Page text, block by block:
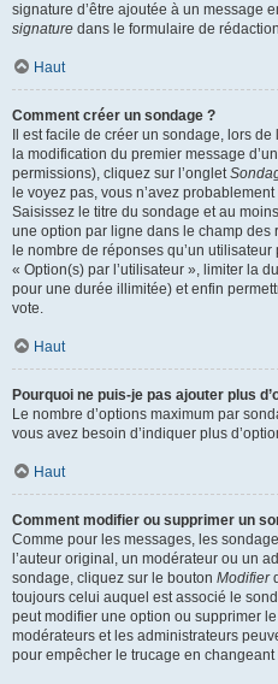
signature d’être ajoutée à un message
signature dans le formulaire de
Haut
Comment créer un sondage ?
Il est facile de créer un sondage, lors
la modification du premier message
permissions), cliquez sur l’onglet
le voyez pas, vous n’avez
Saisissez le titre du sondage et au
une option par ligne dans le champ
le nombre de réponses qu’un
« Option(s) par l’utilisateur », limiter la
pour une durée illimitée) et enfin
vote.
Haut
Pourquoi ne puis-je pas ajouter plus
Le nombre d’options maximum par
vous avez besoin d’indiquer plus
Haut
Comment modifier ou supprimer un
Comme pour les messages, les
l’auteur original, un modérateur ou un
sondage, cliquez sur le bouton Modifier
toujours celui auquel est associé le
peut modifier une option ou supprimer
modérateurs et les administrateurs
pour empêcher le trucage en